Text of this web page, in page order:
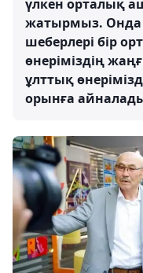
үлкен орталық
жатырмыз. Онда
шеберлері бір
өнеріміздің
ұлттық
орынға